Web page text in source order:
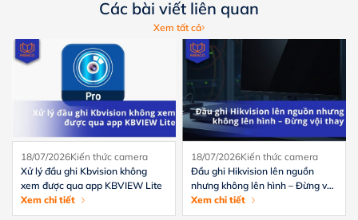
Các bài viết liên quan
Xem tất cả
18/07/2026Kiến thức camera
Xử lý đầu ghi Kbvision không
xem được qua app KBVIEW Lite
Xem chi tiết
18/07/2026Kiến thức camera
Đầu ghi Hikvision lên nguồn
nhưng không lên hình – Đừng vội
thay
Xem chi tiết